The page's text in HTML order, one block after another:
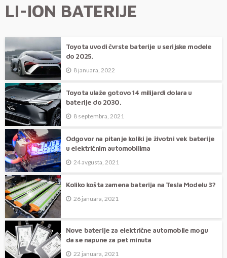
LI-ION BATERIJE
Toyota uvodi čvrste baterije u serijske modele
do 2025.
8 januara, 2022
Toyota ulaže gotovo 14 milijardi dolara u
baterije do 2030.
8 septembra, 2021
Odgovor na pitanje koliki je životni vek baterije
u električnim automobilima
24 avgusta, 2021
Koliko košta zamena baterija na Tesla Modelu 3?
26 januara, 2021
Nove baterije za električne automobile mogu
da se napune za pet minuta
22 januara, 2021